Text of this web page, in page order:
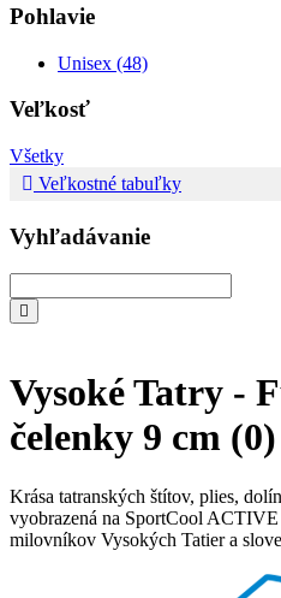
Pohlavie
Unisex (48)
Veľkosť
Všetky
Veľkostné tabuľky
Vyhľadávanie
Vysoké Tatry -
čelenky 9 cm (0)
Krása tatranských štítov, plies,
vyobrazená na SportCool
milovníkov Vysokých Tatier a